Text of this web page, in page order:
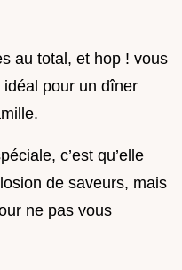
au total, et hop ! vous
pour un dîner
c’est qu’elle
de saveurs, mais
ne pas vous